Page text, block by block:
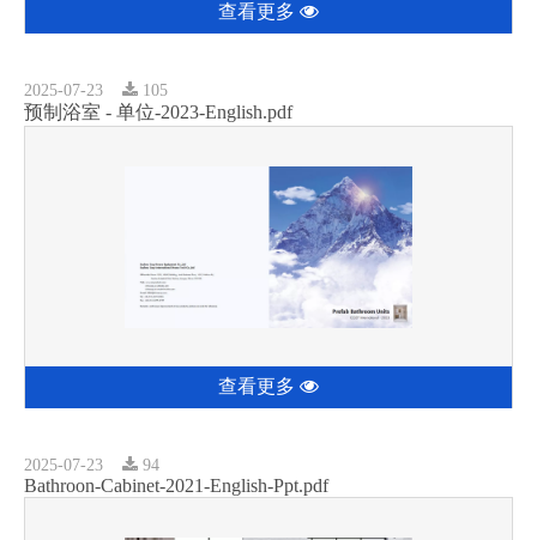
查看更多
2025-07-23 105
预制浴室 - 单位-2023-English.pdf
查看更多
2025-07-23 94
Bathroon-Cabinet-2021-English-Ppt.pdf